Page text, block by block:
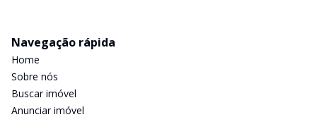
Navegação rápida
Home
Sobre nós
Buscar imóvel
Anunciar imóvel